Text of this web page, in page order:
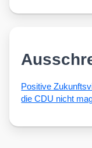
Posi­ti­ve
die CDU nicht